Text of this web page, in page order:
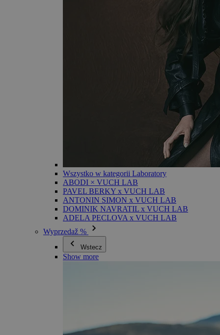
Wszystko w kategorii Laboratory
ABODI × VUCH LAB
PAVEL BERKY x VUCH LAB
ANTONIN SIMON x VUCH LAB
DOMINIK NAVRATIL x VUCH LAB
ADELA PECLOVA x VUCH LAB
Wyprzedaž %
Wstecz
Show more